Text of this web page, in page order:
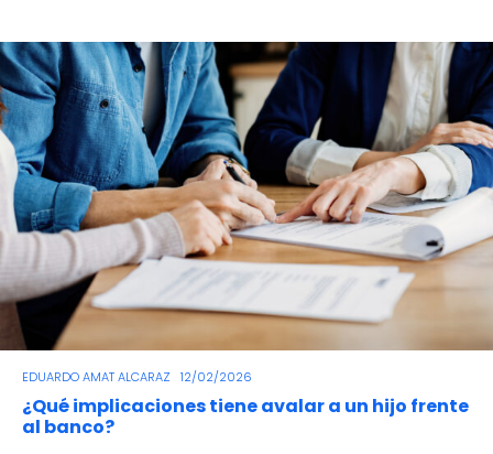
EDUARDO AMAT ALCARAZ 12/02/2026
¿Qué implicaciones tiene avalar a un hijo frente
al banco?